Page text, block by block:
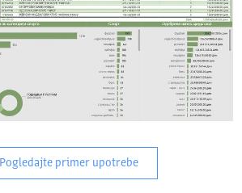
Pogledajte primer upotrebe